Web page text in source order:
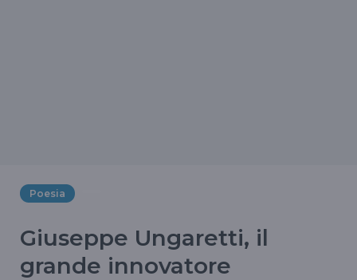
Poesia
Giuseppe Ungaretti, il
grande innovatore